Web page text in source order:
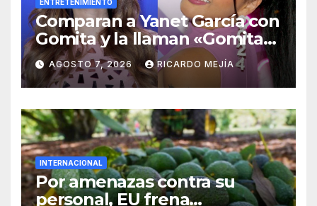
ENTRETENIMIENTO
Comparan a Yanet García con
Gomita y la llaman «Gomita
Premium»
AGOSTO 7, 2026 RICARDO MEJÍA
INTERNACIONAL
Por amenazas contra su
personal, EU frena